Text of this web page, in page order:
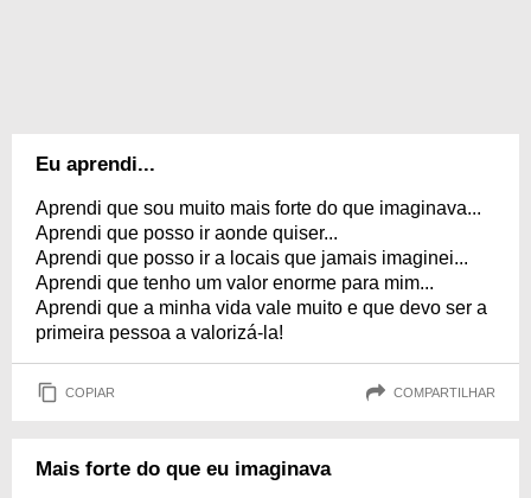
Eu aprendi...
Aprendi que sou muito mais forte do que imaginava...
Aprendi que posso ir aonde quiser...
Aprendi que posso ir a locais que jamais imaginei...
Aprendi que tenho um valor enorme para mim...
Aprendi que a minha vida vale muito e que devo ser a
primeira pessoa a valorizá-la!
COPIAR COMPARTILHAR
Mais forte do que eu imaginava